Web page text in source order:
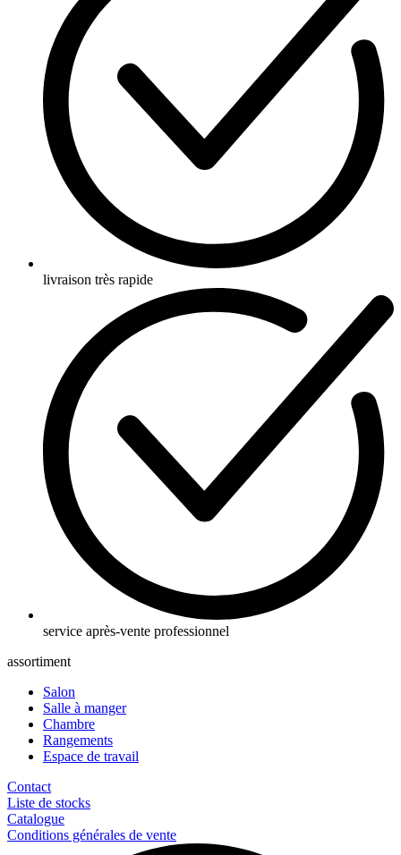
livraison très rapide
service après-vente professionnel
assortiment
Salon
Salle à manger
Chambre
Rangements
Espace de travail
Contact
Liste de stocks
Catalogue
Conditions générales de vente